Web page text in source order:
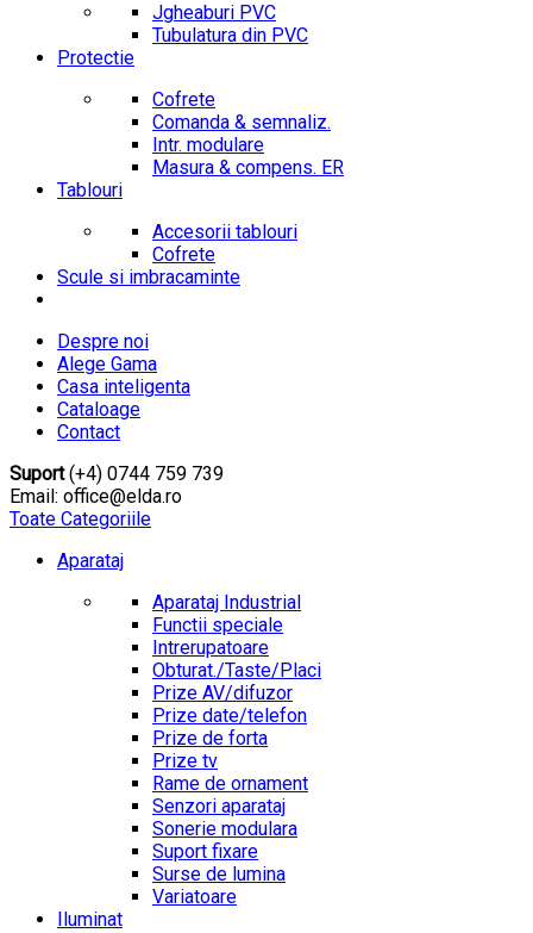
Jgheaburi PVC
Tubulatura din PVC
Protectie
Cofrete
Comanda & semnaliz.
Intr. modulare
Masura & compens. ER
Tablouri
Accesorii tablouri
Cofrete
Scule si imbracaminte
Despre noi
Alege Gama
Casa inteligenta
Cataloage
Contact
Suport(+4) 0744 759 739
Email: office@elda.ro
Toate Categoriile
Aparataj
Aparataj Industrial
Functii speciale
Intrerupatoare
Obturat./Taste/Placi
Prize AV/difuzor
Prize date/telefon
Prize de forta
Prize tv
Rame de ornament
Senzori aparataj
Sonerie modulara
Suport fixare
Surse de lumina
Variatoare
Iluminat